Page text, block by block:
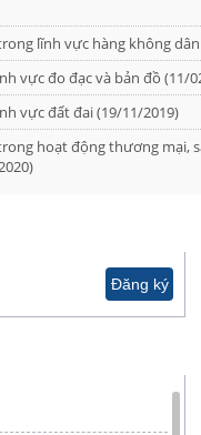
lĩnh vực hàng không
vực đo đạc và bản đồ (11/
vực đất đai (19/11/2019)
hoạt động thương mại,